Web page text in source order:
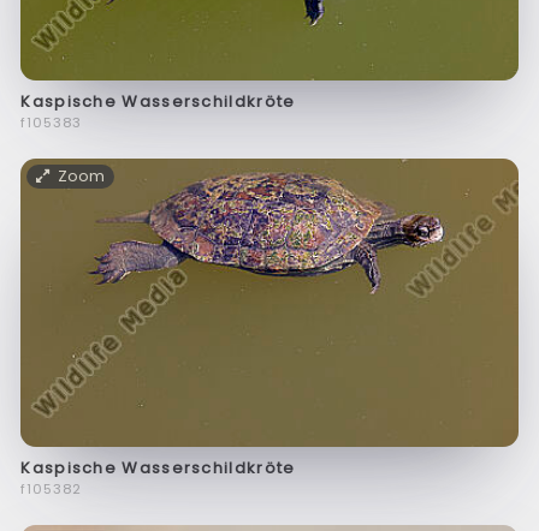
Kaspische Wasserschildkröte
f105383
Zoom
Kaspische Wasserschildkröte
f105382